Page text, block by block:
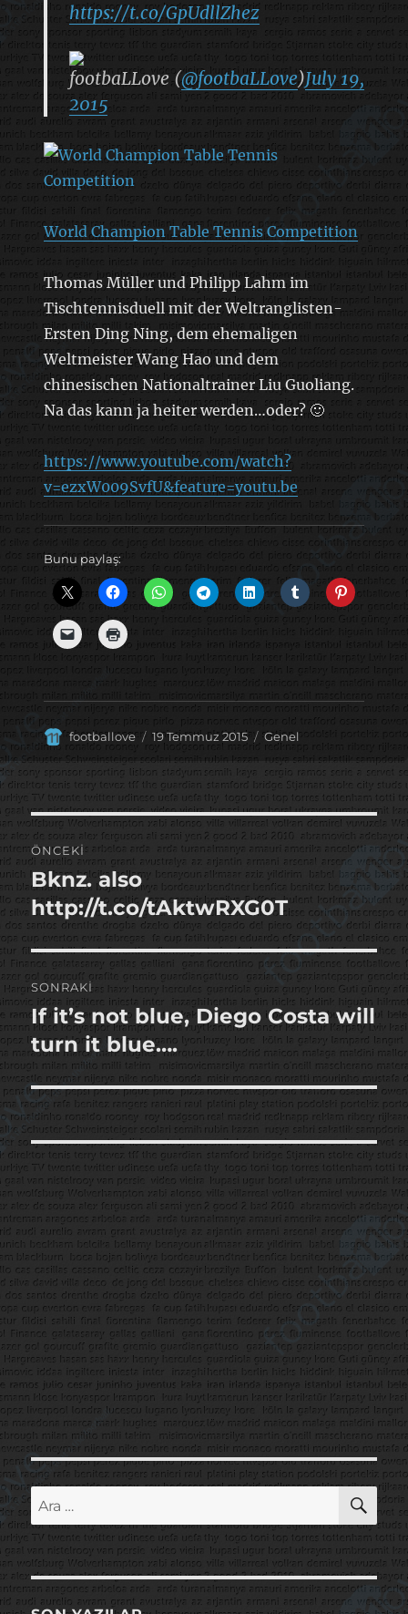
https://t.co/GpUdllZhez
footbaLLove (@footbaLLove)July 19,
2015
World Champion Table Tennis Competition
Thomas Müller und Philipp Lahm im
Tischtennisduell mit der Weltranglisten-
Ersten Ding Ning, dem ehemaligen
Weltmeister Wang Hao und dem
chinesischen Nationaltrainer Liu Guoliang.
Na das kann ja heiter werden…oder? 🙂
https://www.youtube.com/watch?
v=ezxW009SvfU&feature=youtu.be
Bunu paylaş:
Yazar
footballove
Yayın
tarihi
19 Temmuz 2015 Kategoriler
Genel
Yazı
gezinmesi
ÖNCEKI
Önceki
yazı:
Bknz. also
http://t.co/tAktwRXG0T
SONRAKI
Sonraki
yazı:
If it’s not blue, Diego Costa will
turn it blue….
Ara: